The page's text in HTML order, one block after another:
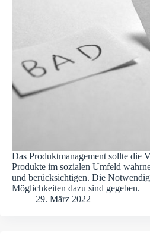
Das Produktmanagement sollte die
Produkte im sozialen Umfeld
und berücksichtigen. Die
Möglichkeiten dazu sind gegeben.
29. März 2022